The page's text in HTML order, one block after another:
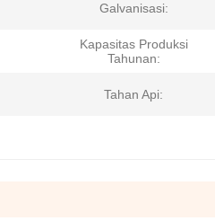
Galvanisasi:
Kapasitas Produksi
Tahunan:
Tahan Api: